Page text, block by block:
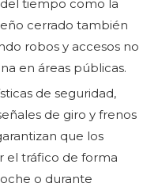
tiempo como la
cerrado también
robos y accesos no
en áreas públicas.
de seguridad,
de giro y frenos
que los
el tráfico de forma
o durante